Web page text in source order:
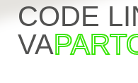
CODE
VA